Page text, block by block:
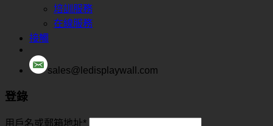
培訓服務
在線服務
接觸
sales@ledisplaywall.com
登錄
用戶名或郵箱地址*